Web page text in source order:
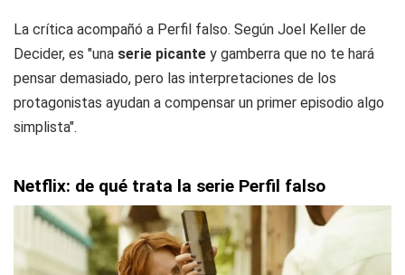
La crítica acompañó a Perfil falso. Según Joel Keller de
Decider, es "una serie picante y gamberra que no te hará
pensar demasiado, pero las interpretaciones de los
protagonistas ayudan a compensar un primer episodio algo
simplista".
Netflix: de qué trata la serie Perfil falso